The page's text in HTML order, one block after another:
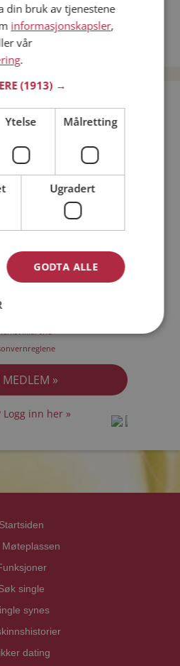
gratis!
Mann Kvinne
inn her »
Startsiden
Møteplassen
single
synes
dating
din bruk av tjenestene
informasjonskapsler,
vår
.
(1913) →
Ytelse Målretting
Ugradert
GODTA ALLE